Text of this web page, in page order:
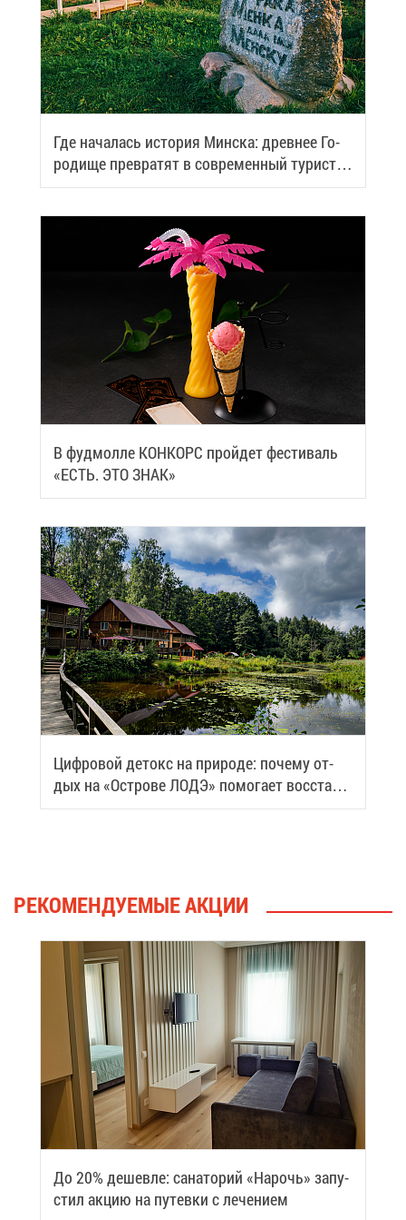
Где на­ча­лась ис­то­рия Мин­ска: древ­нее Го­
ро­ди­ще пре­вра­тят в со­вре­мен­ный ту­ри­сти­
че­ский центр
В фуд­мол­ле КОН­КОРС прой­дет фе­сти­валь
«ЕСТЬ. ЭТО ЗНАК»
Циф­ро­вой де­токс на при­ро­де: по­че­му от­
дых на «Ост­ро­ве ЛОДЭ» по­мо­га­ет вос­ста­но­
вить си­лы
РЕ­КО­МЕН­ДУ­Е­МЫЕ АК­ЦИИ
До 20% де­шев­ле: са­на­то­рий «На­рочь» за­пу­
стил ак­цию на пу­тев­ки с ле­че­ни­ем